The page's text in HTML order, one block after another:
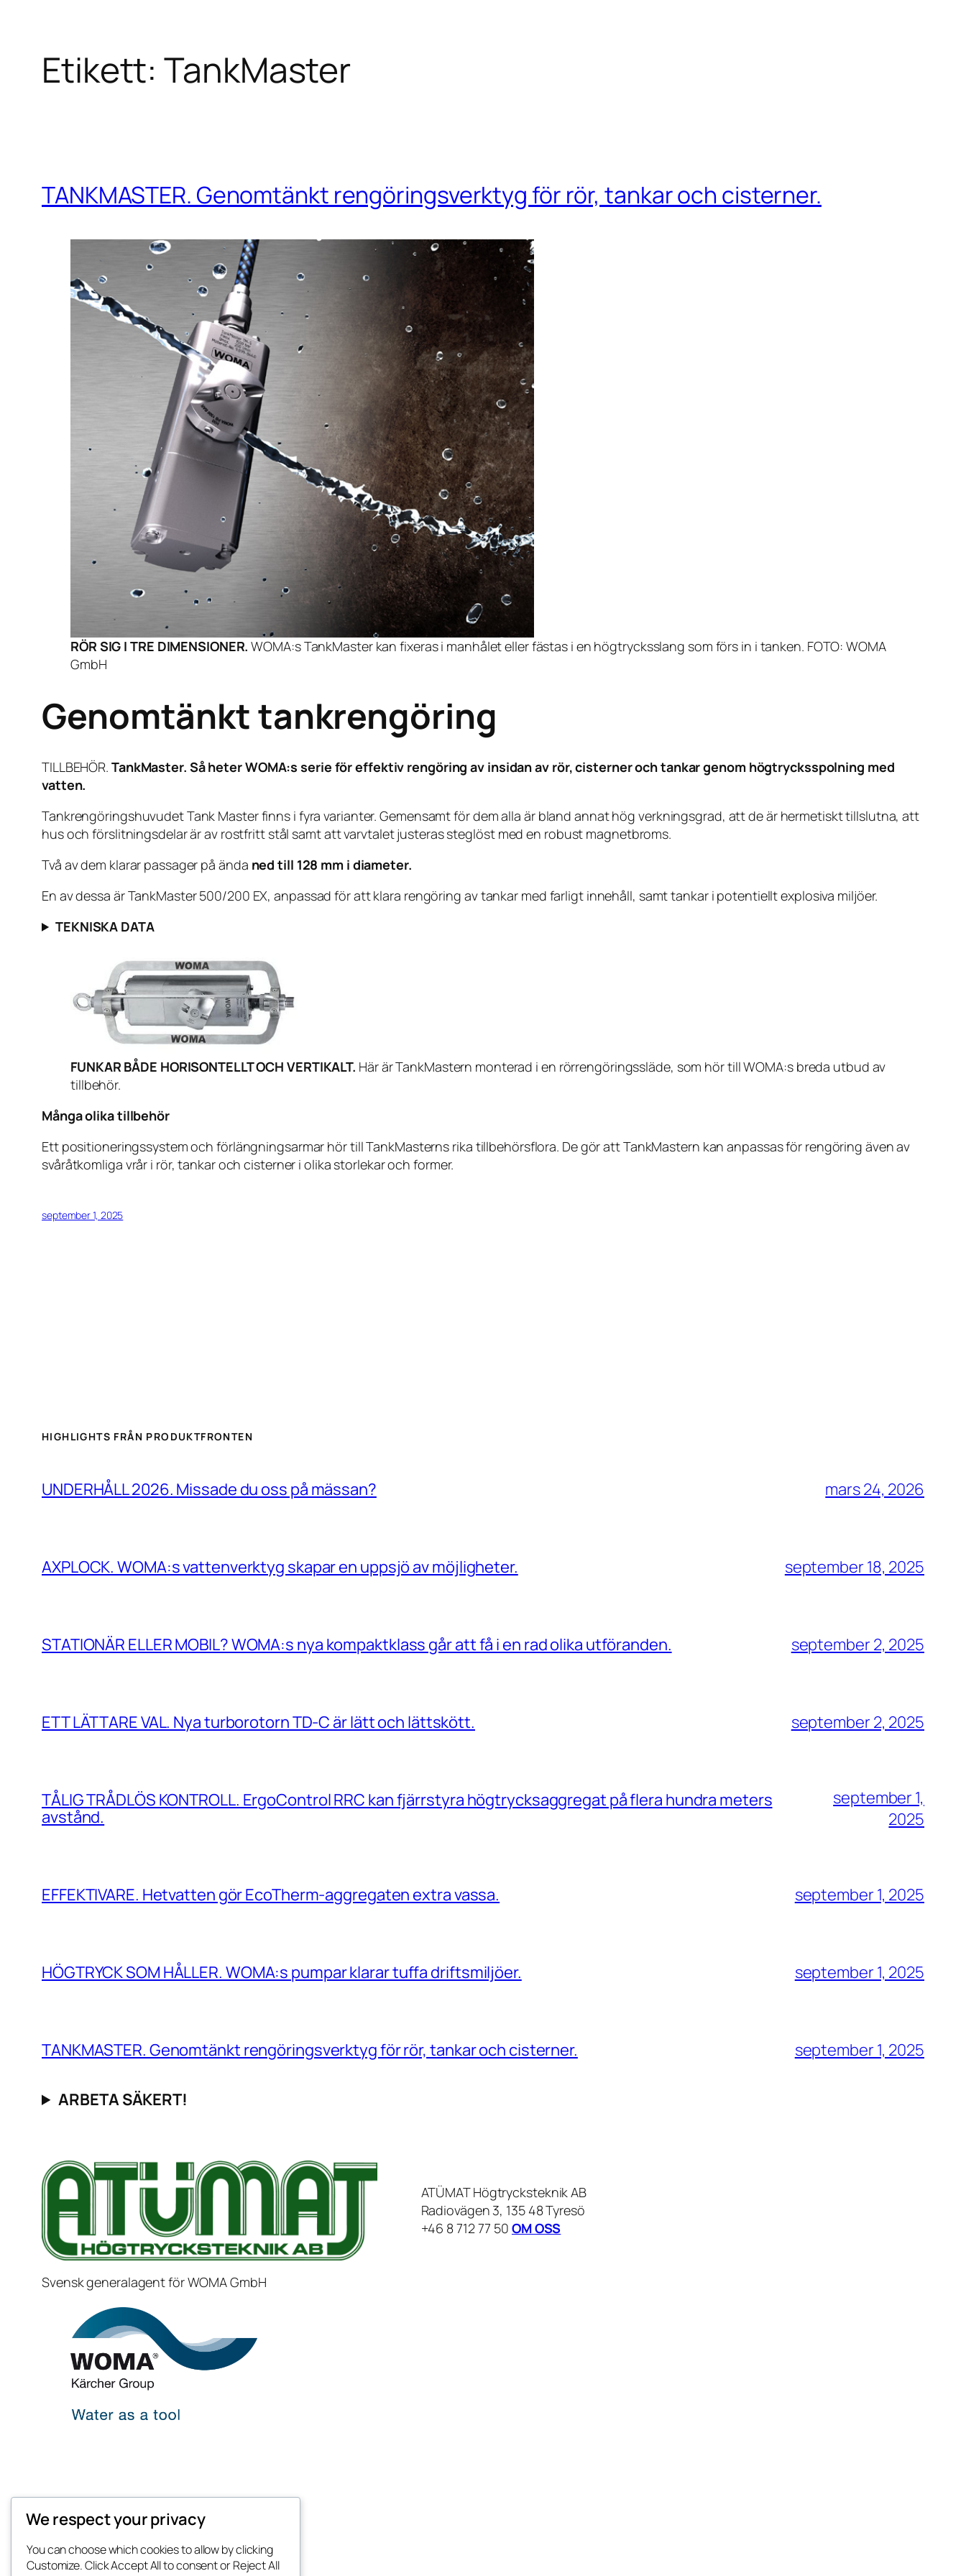
HoppaEtikett:TankMaster
TANKMASTER. Genomtänkt rengöringsverktyg för rör, tankar och cisterner.
RÖR SIG I TRE DIMENSIONER.WOMA:s TankMaster kan fixeras i manhålet eller fästas i en högtrycksslang som förs in i tanken. FOTO: WOMA
GmbH
Genomtänkt tankrengöring
TILLBEHÖR. TankMaster. Så heter WOMA:s serie för effektiv rengöring av insidan av rör, cisterner och tankar genom högtrycksspolning med
vatten.
Tankrengöringshuvudet Tank Master finns i fyra varianter. Gemensamt för dem alla är bland annat hög verkningsgrad, att de är hermetiskt tillslutna, att
hus och förslitningsdelar är av rostfritt stål samt att varvtalet justeras steglöst med en robust magnetbroms.
Två av dem klarar passager på ända ned till 128 mm i diameter.
En av dessa är TankMaster 500/200 EX, anpassad för att klara rengöring av tankar med farligt innehåll, samt tankar i potentiellt explosiva miljöer.
TEKNISKA DATA
FUNKAR BÅDE HORISONTELLT OCH VERTIKALT. Här är TankMastern monterad i en rörrengöringssläde, som hör till WOMA:s breda utbud av
tillbehör.
Många olika tillbehör
Ett positioneringssystem och förlängningsarmar hör till TankMasterns rika tillbehörsflora. De gör att TankMastern kan anpassas för rengöring även av
svåråtkomliga vrår i rör, tankar och cisterner i olika storlekar och former.
september 1, 2025
HIGHLIGHTS FRÅN PRODUKTFRONTEN
UNDERHÅLL 2026. Missade du oss på mässan? mars 24, 2026
AXPLOCK. WOMA:s vattenverktyg skapar en uppsjö av möjligheter. september 18, 2025
STATIONÄR ELLER MOBIL? WOMA:s nya kompaktklass går att få i en rad olika utföranden. september 2, 2025
ETT LÄTTARE VAL. Nya turborotorn TD-C är lätt och lättskött. september 2, 2025
TÅLIG TRÅDLÖS KONTROLL. ErgoControl RRC kan fjärrstyra högtrycksaggregat på flera hundra meters
avstånd.
september 1,
2025
EFFEKTIVARE. Hetvatten gör EcoTherm-aggregaten extra vassa. september 1, 2025
HÖGTRYCK SOM HÅLLER. WOMA:s pumpar klarar tuffa driftsmiljöer. september 1, 2025
TANKMASTER. Genomtänkt rengöringsverktyg för rör, tankar och cisterner. september 1, 2025
ARBETA SÄKERT!
ATÜMAT Högtrycksteknik AB
Radiovägen 3, 135 48 Tyresö
+46 8 712 77 50 OM OSS
Svensk generalagent för WOMA GmbH
We respect your privacy
You can choose which cookies to allow by clicking
Customize. Click Accept All to consent or Reject All